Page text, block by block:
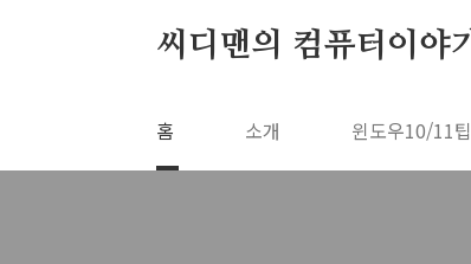
씨디맨의 컴퓨터이야기
홈 소개 윈도우10/11팁